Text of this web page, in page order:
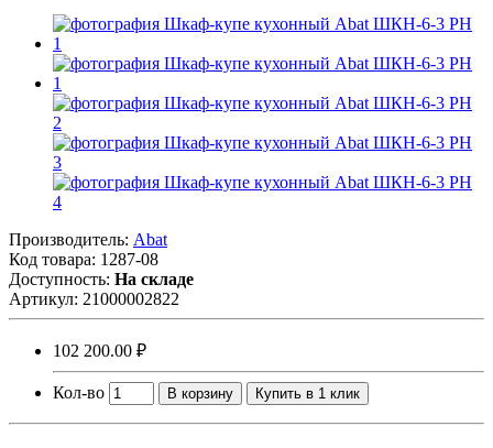
Производитель: Abat
Код товара: 1287-08
Доступность: На складе
Артикул: 21000002822
102 200.00 ₽
Кол-во В корзину Купить в 1 клик